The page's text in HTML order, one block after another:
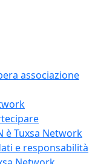
associazione
è Tuxsa Network
e responsabilità